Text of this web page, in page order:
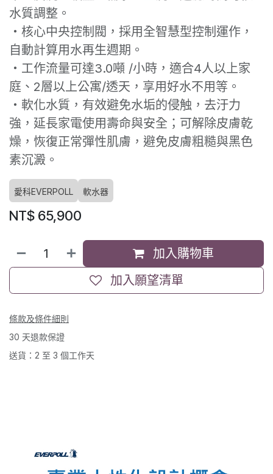
水質調整。
・核心中央控制閥，採用全智慧型控制運作，
自動計算用水再生週期。
・工作流量可達3.0噸 /小時，適合4人以上家
庭、2層以上公寓/透天，享用好水不用等。
・軟化水質，有效避免水垢的侵触，去汙力
強，延長家電使用壽命與安全；可解除皮膚乾
燥，恢復正常彈性肌膚，避免皮膚粗糙與黑色
素沉澱。
愛科EVERPOLL 軟水器
NT$ 65,900
加入購物車
加入願望清單
條款及條件細則
30 天退款保證
送貨：2 至 3 個工作天